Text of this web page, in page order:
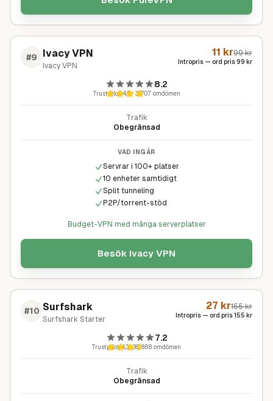
#9 Ivacy VPN
Ivacy VPN
11 kr99kr
Intropris — ord pris99 kr
8.2
Trustpilot4,5· 3 707omdömen
Trafik
Obegränsad
VAD INGÅR
Servrar i 100+ platser
10 enheter samtidigt
Split tunneling
P2P/torrent-stöd
Budget-VPN med många serverplatser
Besök Ivacy VPN
#10 Surfshark
Surfshark Starter
27 kr155kr
Intropris — ord pris155 kr
7.2
Trustpilot4,3· 30 868 omdömen
Trafik
Obegränsad